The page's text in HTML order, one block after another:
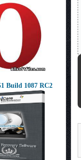
Build 1087 RC2